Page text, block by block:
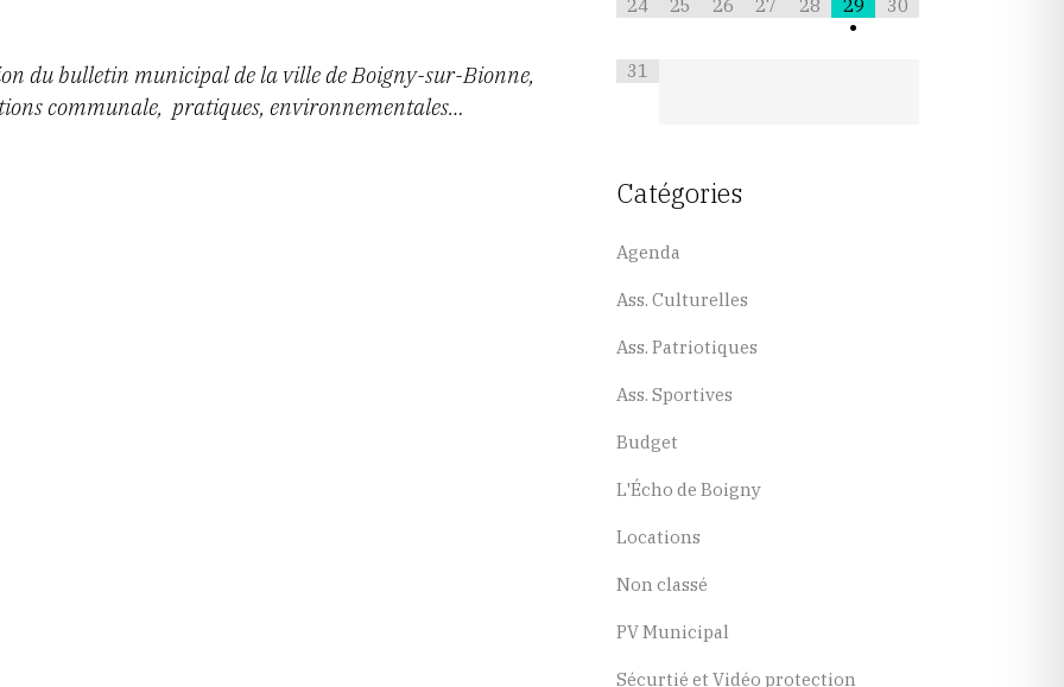
du bulletin municipal de la ville de Boigny-sur-Bionne,
communale, pratiques, environnementales…
24 25 26 27 28
29
•
30
31
Catégories
Agenda
Ass. Culturelles
Ass. Patriotiques
Ass. Sportives
Budget
L'Écho de Boigny
Locations
Non classé
PV Municipal
Sécurtié et Vidéo protection